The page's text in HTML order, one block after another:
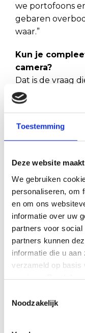
Toestemming
Deze website
We gebruiken
personaliseren, om
en om ons
informatie over uw
partners voor
partners kunnen
informatie die u
verzameld op basis
persoonsgegevens.
Noodzakelijk
we portofoons
gebaren
waar.”
Kun je
camera?
Dat is de vraag
zie zo vaak de
middelen en er
niet goed
machinist
camerabeeld
één meter of
zweeft. De
Nederlands
niet realistisch.
net een week in
taal niet, zo
kranen zijn,
Vergelijking: